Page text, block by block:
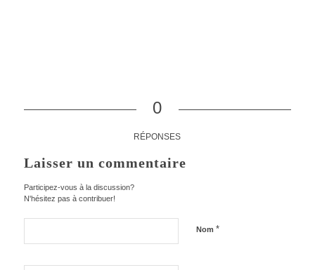
0
RÉPONSES
Laisser un commentaire
Participez-vous à la discussion?
N'hésitez pas à contribuer!
Nom *